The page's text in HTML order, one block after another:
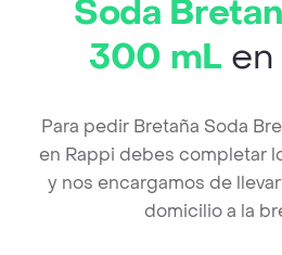
Soda
300 mL en
Para pedir Bretaña Soda
en Rappi debes completar
y nos encargamos de
domicilio a la